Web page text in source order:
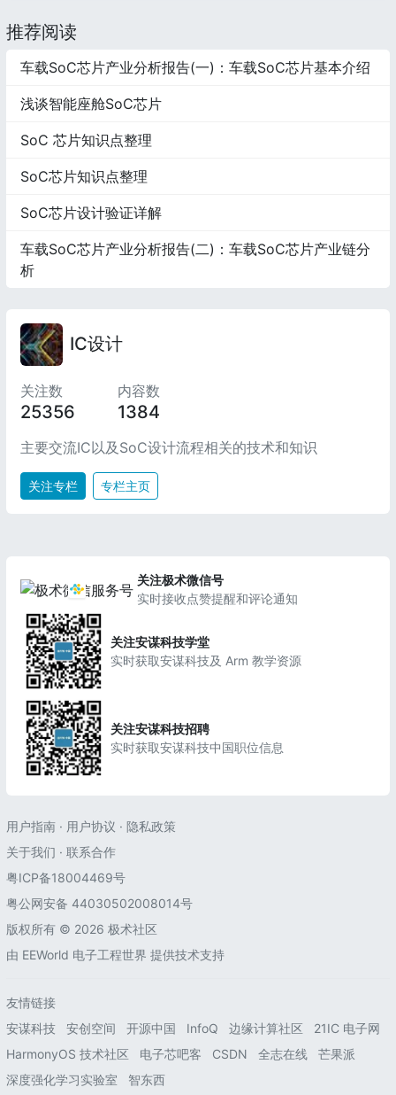
推荐阅读
车载SoC芯片产业分析报告(一)：车载SoC芯片基本介绍
浅谈智能座舱SoC芯片
SoC 芯片知识点整理
SoC芯片知识点整理
SoC芯片设计验证详解
车载SoC芯片产业分析报告(二)：车载SoC芯片产业链分
析
IC设计
关注数
25356
内容数
1384
主要交流IC以及SoC设计流程相关的技术和知识
关注专栏 专栏主页
关注极术微信号
实时接收点赞提醒和评论通知
关注安谋科技学堂
实时获取安谋科技及 Arm 教学资源
关注安谋科技招聘
实时获取安谋科技中国职位信息
用户指南 · 用户协议 · 隐私政策
关于我们 · 联系合作
粤ICP备18004469号
粤公网安备 44030502008014号
版权所有 © 2026 极术社区
由 EEWorld 电子工程世界 提供技术支持
友情链接
安谋科技
安创空间 开源中国 InfoQ 边缘计算社区
21IC 电子网
HarmonyOS 技术社区
电子芯吧客 CSDN 全志在线
芒果派
深度强化学习实验室
智东西